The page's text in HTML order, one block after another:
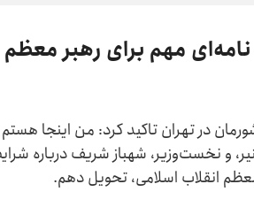
مهم برای رهبر معظم
در تهران تاکید کرد: من اینجا هستم
و نخست‌وزیر، شهباز شریف درباره
انقلاب اسلامی، تحویل دهم.